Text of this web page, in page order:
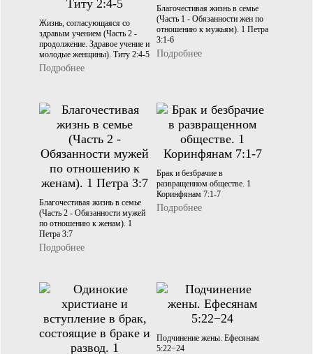
Жизнь, согласующаяся со
здравым учением (Часть 2 -
продолжение. Здравое учение и
молодые женщины). Титу 2:4-5
Подробнее
Благочестивая жизнь в семье
(Часть 1 - Обязанности жен по
отношению к мужьям). 1 Петра
3:1-6
Подробнее
Благочестивая жизнь в семье
(Часть 2 - Обязанности мужей
по отношению к женам). 1
Петра 3:7
Подробнее
Брак и безбрачие в
развращенном обществе. 1
Коринфянам 7:1-7
Подробнее
Подчинение жены. Ефесянам
5:22−24